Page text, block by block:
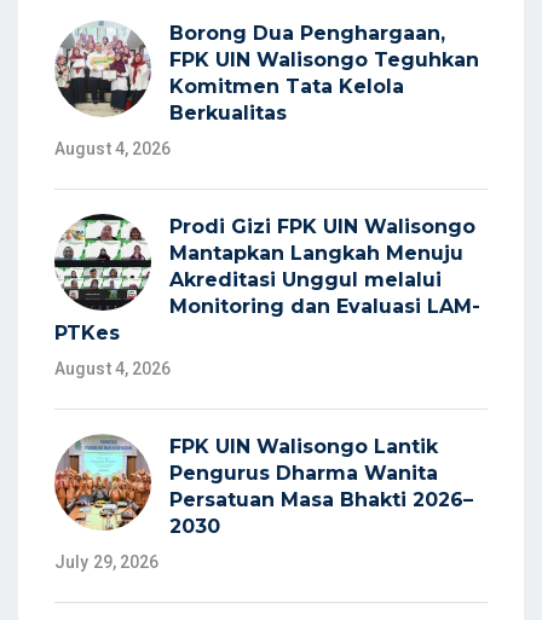
Borong Dua Penghargaan,
FPK UIN Walisongo Teguhkan
Komitmen Tata Kelola
Berkualitas
August 4, 2026
Prodi Gizi FPK UIN Walisongo
Mantapkan Langkah Menuju
Akreditasi Unggul melalui
Monitoring dan Evaluasi LAM-
PTKes
August 4, 2026
FPK UIN Walisongo Lantik
Pengurus Dharma Wanita
Persatuan Masa Bhakti 2026–
2030
July 29, 2026